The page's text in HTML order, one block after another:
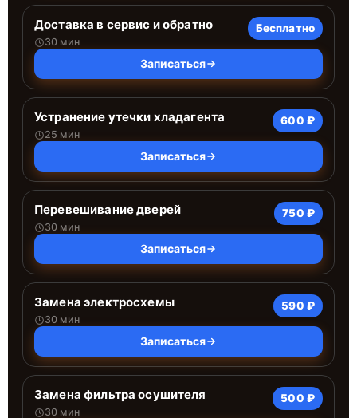
Доставка в сервис и обратно
30 мин
Бесплатно
Записаться
Устранение утечки хладагента
25 мин
600 ₽
Записаться
Перевешивание дверей
30 мин
750 ₽
Записаться
Замена электросхемы
30 мин
590 ₽
Записаться
Замена фильтра осушителя
30 мин
500 ₽